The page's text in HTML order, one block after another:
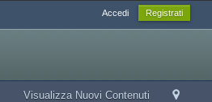
Accedi Registrati
Visualizza Nuovi Contenuti